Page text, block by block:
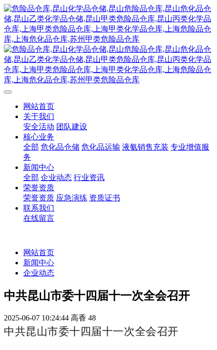
网站首页
关于我们
安全活动 团队建设
核心业务
全部 危化品仓储 危化品运输 液氨销售充装 专业增值服
务
新闻中心
全部 企业动态 行业资讯
荣誉资质
荣誉资质 应急演练 资质证书
联系我们
在线留言
网站首页
新闻中心
企业动态
中共昆山市委十四届十一次全会召开
2025-06-07 10:24:44 高香 48
中共昆山市委十四届十一次全会召开